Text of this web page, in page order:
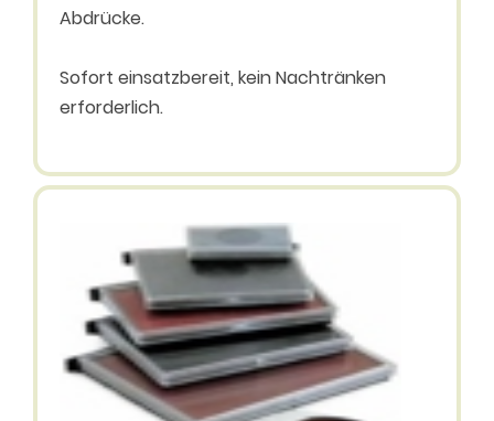
Abdrücke.
Sofort einsatzbereit, kein Nachtränken
erforderlich.